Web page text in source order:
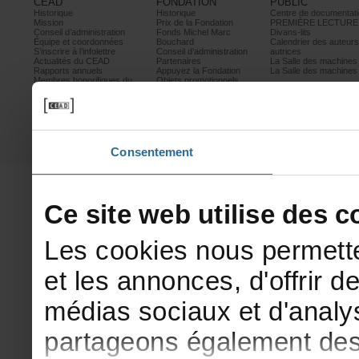
Consentement
Historique
Mission
Conseild’administration
Équipeetcoordonnées
S’inscrireàl’infolettre
ActualitésduCEAD
Rapportsannuels
Membreshonorifiquesdu
Mesurescontrele
harcèlement
Prixetconcours
Historique
PrixdelaFondation
FondsMichelMarc
Bouchard
Conseild’administration
Partenaires
AppuyezlaFondation
Objetspromotionnels
PREMIÈRELECTURE
Divans-lits
autrices